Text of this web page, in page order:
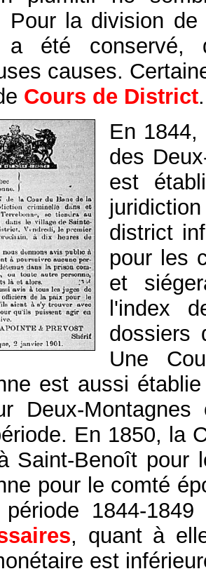
Pour la division
a été
causes.
Cours de District.
En
des
est
district
pour les
et
l'index
dossiers
Une
est aussi
Deux-
En 1850, la
Saint-Benoît pour
pour le comté
1844-
, quant à
est